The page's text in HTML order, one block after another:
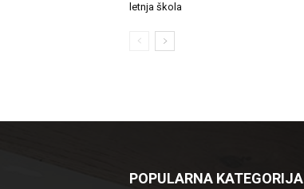
letnja škola
POPULARNA KATEGORIJA